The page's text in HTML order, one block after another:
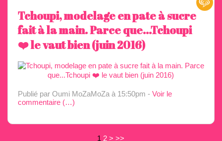
Tchoupi, modelage en pate à sucre
fait à la main. Parce que...Tchoupi
❤️ le vaut bien (juin 2016)
Publié par Oumi MoZaMoZa à 15:50pm - Voir le
commentaire (…)
1 2 > >>